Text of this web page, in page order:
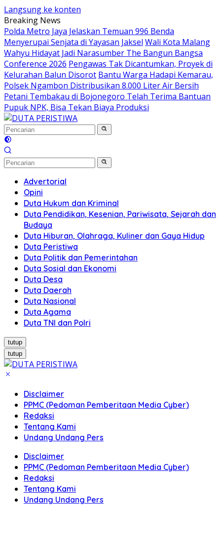
Langsung ke konten
Breaking News
Polda Metro Jaya Jelaskan Temuan 996 Benda
Menyerupai Senjata di Yayasan Jaksel Wali Kota Malang
Wahyu Hidayat Jadi Narasumber The Bangun Bangsa
Conference 2026 Pengawas Tak Dicantumkan, Proyek di
Kelurahan Balun Disorot Bantu Warga Hadapi Kemarau,
Polsek Ngambon Distribusikan 8.000 Liter Air Bersih
Petani Tembakau di Bojonegoro Telah Terima Bantuan
Pupuk NPK, Bisa Tekan Biaya Produksi
Advertorial
Opini
Duta Hukum dan Kriminal
Duta Pendidikan, Kesenian, Pariwisata, Sejarah dan
Budaya
Duta Hiburan, Olahraga, Kuliner dan Gaya Hidup
Duta Peristiwa
Duta Politik dan Pemerintahan
Duta Sosial dan Ekonomi
Duta Desa
Duta Daerah
Duta Nasional
Duta Agama
Duta TNI dan Polri
tutup
tutup
Disclaimer
PPMC (Pedoman Pemberitaan Media Cyber)
Redaksi
Tentang Kami
Undang Undang Pers
Disclaimer
PPMC (Pedoman Pemberitaan Media Cyber)
Redaksi
Tentang Kami
Undang Undang Pers